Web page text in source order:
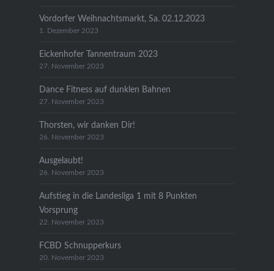
Vordorfer Weihnachtsmarkt, Sa. 02.12.2023
1. Dezember 2023
Eickenhofer Tannentraum 2023
27. November 2023
Dance Fitness auf dunklen Bahnen
27. November 2023
Thorsten, wir danken Dir!
26. November 2023
Ausgelaubt!
26. November 2023
Aufstieg in die Landesliga 1 mit 8 Punkten
Vorsprung
22. November 2023
FCBD Schnupperkurs
20. November 2023